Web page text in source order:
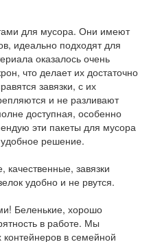
для мусора. Они имеют
идеально подходят для
оказалось очень
что делает их достаточно
завязки, с их
и не разливают
доступная, особенно
эти пакеты для мусора
решение.
завязки
удобно и не рвутся.
Беленькие, хорошо
в работе. Мы
в семейной